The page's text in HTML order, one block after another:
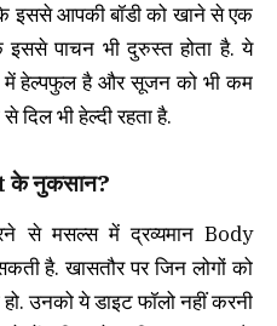
इससे आपकी बॉडी को खाने से एक
इससे पाचन भी दुरुस्त होता है. ये
में हेल्पफुल है और सूजन को भी कम
दिल भी हेल्दी रहता है.
के नुकसान?
से मसल्स में द्रव्यमान Body
है. खासतौर पर जिन लोगों को
उनको ये डाइट फॉलो नहीं करनी